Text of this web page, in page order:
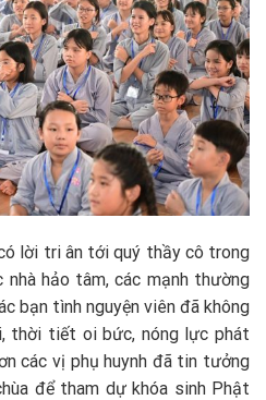
lời tri ân tới quý thầy cô trong
nhà hảo tâm, các mạnh thường
bạn tình nguyện viên đã không
thời tiết oi bức, nóng lực phát
các vị phụ huynh đã tin tưởng
để tham dự khóa sinh Phật